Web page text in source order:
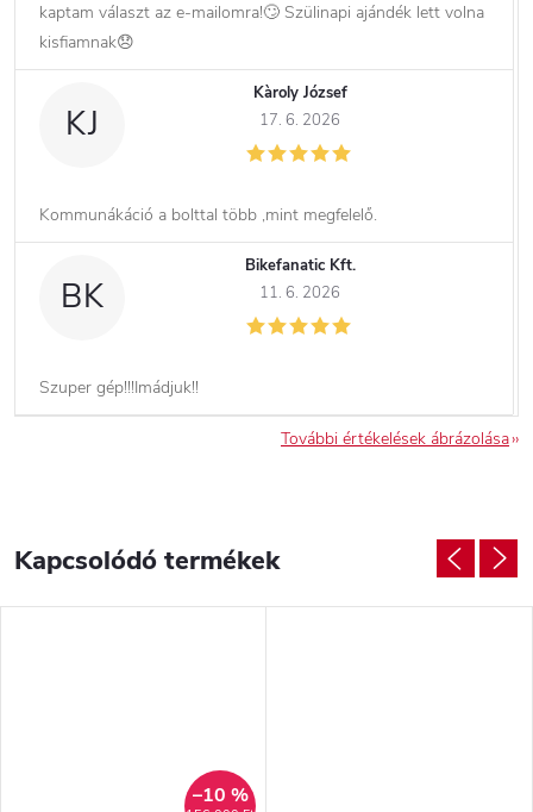
kaptam választ az e-mailomra!🙄 Szülinapi ajándék lett volna
kisfiamnak😞
KJ
Kàroly József
17. 6. 2026
Kommunákáció a bolttal több ,mint megfelelő.
BK
Bikefanatic Kft.
11. 6. 2026
Szuper gép!!!Imádjuk!!
További értékelések ábrázolása
Kapcsolódó termékek
–10 %